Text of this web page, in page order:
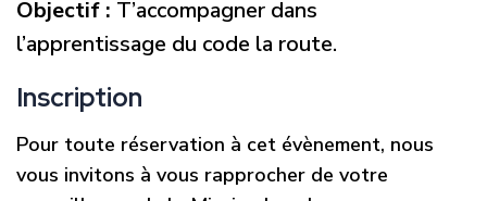
Objectif : T’accompagner dans
l’apprentissage du code la route.
Inscription
Pour toute réservation à cet évènement, nous
vous invitons à vous rapprocher de votre